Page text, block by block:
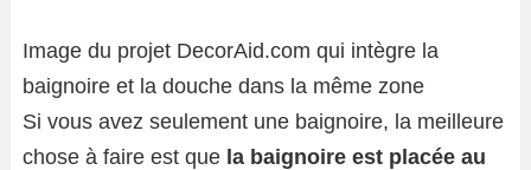
Image du projet DecorAid.com qui intègre la
baignoire et la douche dans la même zone
Si vous avez seulement une baignoire, la meilleure
chose à faire est que la baignoire est placée au